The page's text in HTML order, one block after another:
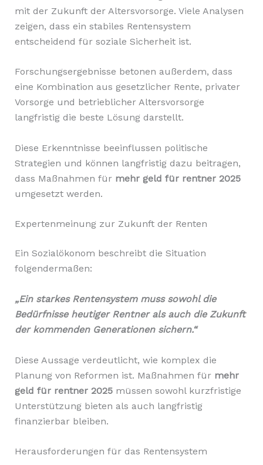
mit der Zukunft der Altersvorsorge. Viele Analysen
zeigen, dass ein stabiles Rentensystem
entscheidend für soziale Sicherheit ist.
Forschungsergebnisse betonen außerdem, dass
eine Kombination aus gesetzlicher Rente, privater
Vorsorge und betrieblicher Altersvorsorge
langfristig die beste Lösung darstellt.
Diese Erkenntnisse beeinflussen politische
Strategien und können langfristig dazu beitragen,
dass Maßnahmen für mehr geld für rentner 2025
umgesetzt werden.
Expertenmeinung zur Zukunft der Renten
Ein Sozialökonom beschreibt die Situation
folgendermaßen:
„Ein starkes Rentensystem muss sowohl die
Bedürfnisse heutiger Rentner als auch die Zukunft
der kommenden Generationen sichern.“
Diese Aussage verdeutlicht, wie komplex die
Planung von Reformen ist. Maßnahmen für mehr
geld für rentner 2025müssen sowohl kurzfristige
Unterstützung bieten als auch langfristig
finanzierbar bleiben.
Herausforderungen für das Rentensystem